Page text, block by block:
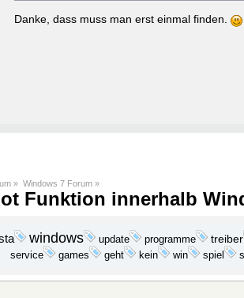
Danke, dass muss man erst einmal finden.
» Windows 7 Forum»
Funktion innerhalb
windows update programme treiber
service games geht kein win spiel